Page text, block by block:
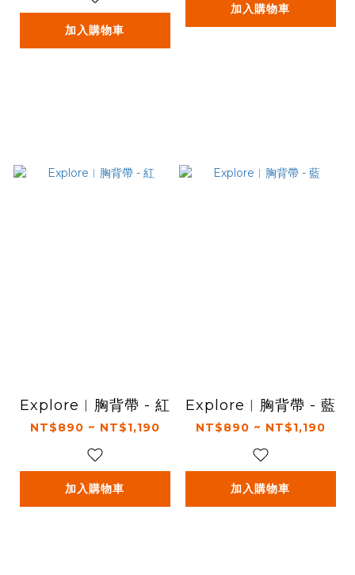
加入購物車
加入購物車
Explore︱胸背帶 - 紅
NT$890 ~ NT$1,190
加入購物車
Explore︱胸背帶 - 藍
NT$890 ~ NT$1,190
加入購物車